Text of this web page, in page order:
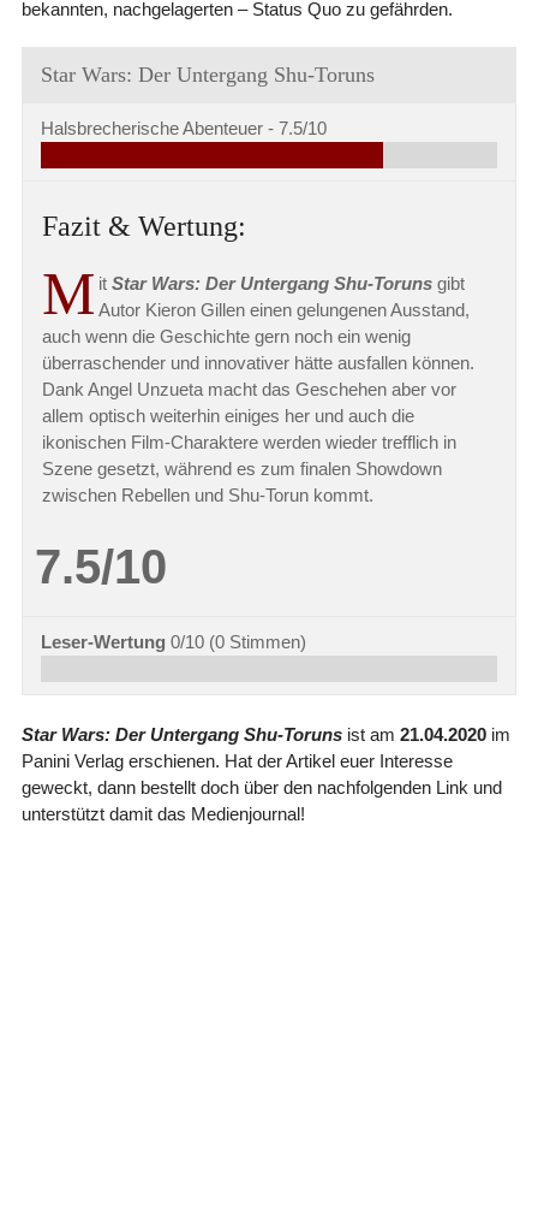
bekannten, nachgelagerten – Status Quo zu gefährden.
Star Wars: Der Untergang Shu-Toruns
Halsbrecherische Abenteuer - 7.5/10
Fazit & Wertung:
M it Star Wars: Der Untergang Shu-Torunsgibt
Autor Kieron Gillen einen gelungenen Ausstand,
auch wenn die Geschichte gern noch ein wenig
überraschender und innovativer hätte ausfallen können.
Dank Angel Unzueta macht das Geschehen aber vor
allem optisch weiterhin einiges her und auch die
ikonischen Film-Charaktere werden wieder trefflich in
Szene gesetzt, während es zum finalen Showdown
zwischen Rebellen und Shu-Torun kommt.
7.5/10
Leser-Wertung 0/10 (0Stimmen)
Star Wars: Der Untergang Shu-Torunsist am 21.04.2020im
Panini Verlag erschienen. Hat der Artikel euer Interesse
geweckt, dann bestellt doch über den nachfolgenden Link und
unterstützt damit das Medienjournal!